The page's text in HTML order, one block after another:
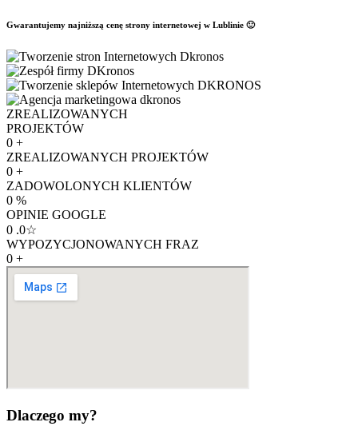
Gwarantujemy najniższą cenę strony internetowej w Lublinie 🙂
ZREALIZOWANYCH
PROJEKTÓW
0 +
ZREALIZOWANYCH PROJEKTÓW
0 +
ZADOWOLONYCH KLIENTÓW
0 %
OPINIE GOOGLE
0 .0☆
WYPOZYCJONOWANYCH FRAZ
0 +
Dlaczego my?